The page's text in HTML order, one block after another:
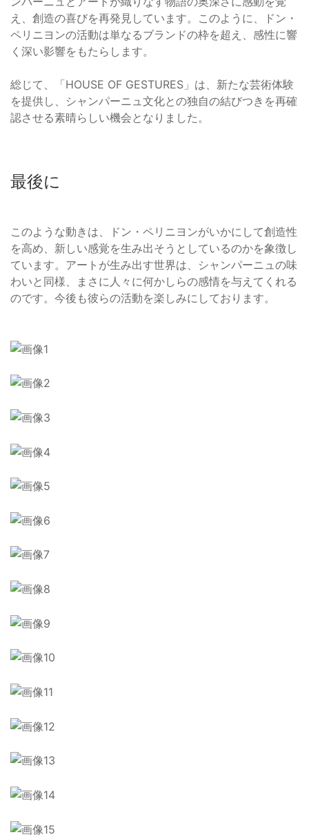
え、創造の喜びを再発見しています。このように、ドン・
ペリニヨンの活動は単なるブランドの枠を超え、感性に響
く深い影響をもたらします。
総じて、「HOUSE OF GESTURES」は、新たな芸術体験
を提供し、シャンパーニュ文化との独自の結びつきを再確
認させる素晴らしい機会となりました。
最後に
このような動きは、ドン・ペリニヨンがいかにして創造性
を高め、新しい感覚を生み出そうとしているのかを象徴し
ています。アートが生み出す世界は、シャンパーニュの味
わいと同様、まさに人々に何かしらの感情を与えてくれる
のです。今後も彼らの活動を楽しみにしております。